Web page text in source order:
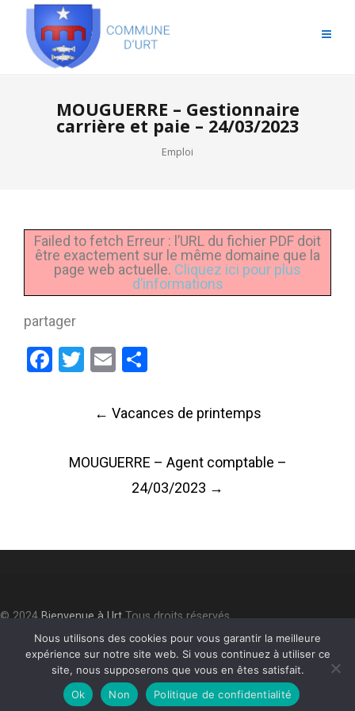
MOUGUERRE – Gestionnaire
carrière et paie – 24/03/2023
Emploi
Failed to fetch Erreur : l’URL du fichier PDF doit
être exactement sur le même domaine que la
page web actuelle. Cliquez ici pour plus
d’informations
partager
Facebook
Twitter
Email
← Vacances de printemps
MOUGUERRE – Agent comptable –
24/03/2023 →
© 2024Bienvenue à UrtTous droits réservés.
Accessibilité ⎮Plan du site⎮ Mentions légales ⎮Politique de
confidentialité
Nous utilisons des cookies pour vous garantir la meilleure
expérience sur notre site web. Si vous continuez à utiliser ce
site, nous supposerons que vous en êtes satisfait.
Ok
Non Politique de confidentialité